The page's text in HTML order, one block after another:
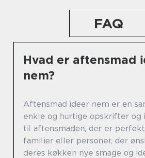
FAQ
Hvad er aftensmad
nem?
Aftensmad ideer nem er en
enkle og hurtige opskrifter og
til aftensmaden, der er
familier eller personer, der
deres køkken nye smage og